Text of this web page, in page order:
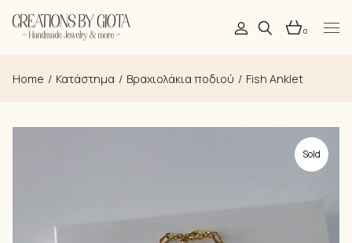
to
the 0
Home Κατάστημα Βραχιολάκια ποδιού Fish Anklet
Sold